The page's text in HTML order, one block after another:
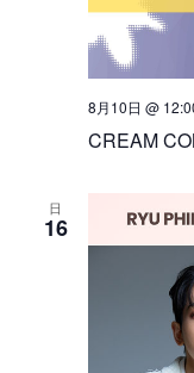
CREAM
8月10日 @
日
16